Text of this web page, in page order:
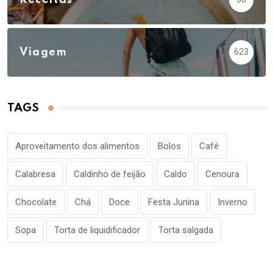
Viagem 623
TAGS
Aproveitamento dos alimentos Bolos Café
Calabresa Caldinho de feijão Caldo Cenoura
Chocolate Chá Doce Festa Junina Inverno
Sopa Torta de liquidificador Torta salgada